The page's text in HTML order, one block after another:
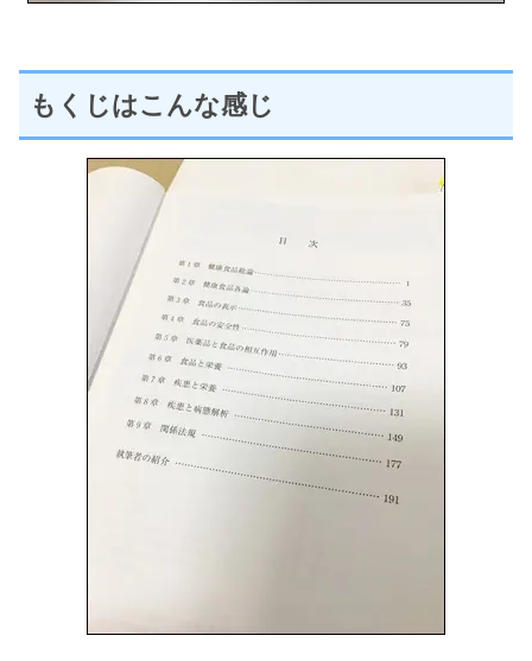
もくじはこんな感じ